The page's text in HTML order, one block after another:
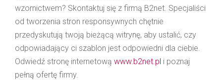
wzornictwem? Skontaktuj się z firmą B2net. Specjaliści
od tworzenia stron responsywnych chętnie
przedyskutują twoją bieżącą witrynę, aby ustalić, czy
odpowiadający ci szablon jest odpowiedni dla ciebie.
Odwiedź stronę internetową www.b2net.pl i poznaj
pełną ofertę firmy.